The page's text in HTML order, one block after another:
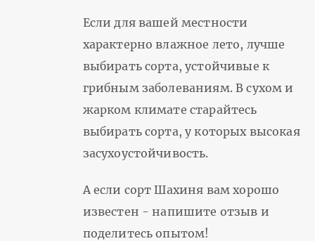
Если для вашей местности
характерно влажное лето, лучше
выбирать сорта, устойчивые к
грибным заболеваниям. В сухом и
жарком климате старайтесь
выбирать сорта, у которых высокая
засухоустойчивость.
А если сорт Шахиня вам хорошо
известен - напишите отзыв и
поделитесь опытом!